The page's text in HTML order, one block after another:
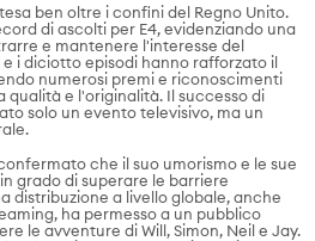
ben oltre i confini del Regno Unito.
di ascolti per E4, evidenziando una
e mantenere l'interesse del
i diciotto episodi hanno rafforzato il
numerosi premi e riconoscimenti
e l'originalità. Il successo di
solo un evento televisivo, ma un
che il suo umorismo e le sue
grado di superare le barriere
distribuzione a livello globale, anche
ha permesso a un pubblico
le avventure di Will, Simon, Neil e Jay.